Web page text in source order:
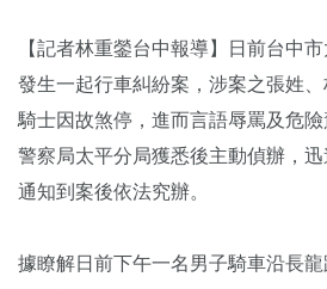
【記者林重鎣台中報導】日前台中
發生一起行車糾紛案，涉案之張姓
騎士因故煞停，進而言語辱罵及危
警察局太平分局獲悉後主動偵辦，迅
通知到案後依法究辦。
據瞭解日前下午一名男子騎車沿長龍